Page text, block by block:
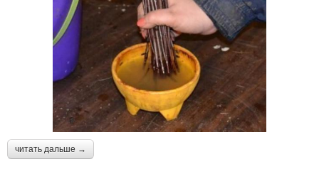
читать дальше →